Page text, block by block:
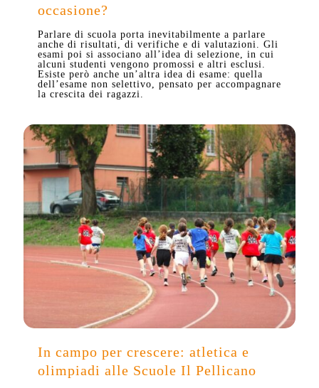
occasione?
Parlare di scuola porta inevitabilmente a parlare
anche di risultati, di verifiche e di valutazioni. Gli
esami poi si associano all’idea di selezione, in cui
alcuni studenti vengono promossi e altri esclusi.
Esiste però anche un’altra idea di esame: quella
dell’esame non selettivo, pensato per accompagnare
la crescita dei ragazzi.
In campo per crescere: atletica e
olimpiadi alle Scuole Il Pellicano